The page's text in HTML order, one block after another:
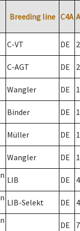
Breeding line C4A
C-VT DE 2
C-AGT DE 2
Wangler DE
Binder DE 1
Müller DE
Wangler DE
LIB DE
LIB-Selekt DE
DE 7